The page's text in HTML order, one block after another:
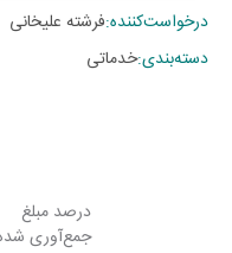
درخواست‌کننده:فرشته علیخانی
دسته‌بندی:خدماتی
درصد مبلغ
جمع‌آوری